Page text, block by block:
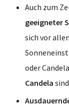
Auch zum
geeigneter
sich vor
oder
Candela